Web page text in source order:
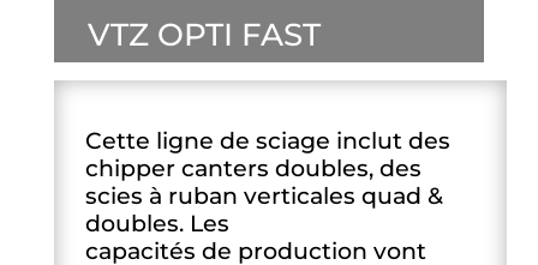
VTZ OPTI FAST
Cette ligne de sciage inclut des
chipper canters doubles, des
scies à ruban verticales quad &
doubles. Les
capacités de production vont